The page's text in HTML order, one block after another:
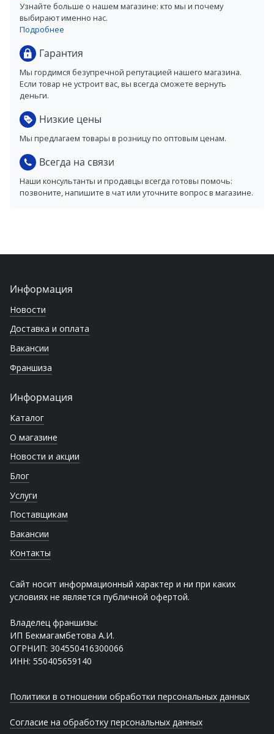
Узнайте больше о нашем магазине: кто мы и почему
выбирают именно нас.
Подробнее
Гарантия
Мы гордимся безупречной репутацией нашего магазина.
Если товар не устроит вас, вы всегда сможете вернуть
деньги.
Низкие цены
Мы предлагаем товары в розницу по оптовым ценам.
Всегда на связи
Наши консультанты и продавцы всегда готовы помочь:
позвоните, напишите в чат или уточните вопрос в магазине.
Информация
Новости
Доставка и оплата
Вакансии
Франшиза
Информация
Каталог
О магазине
Новости и акции
Блог
Услуги
Поставщикам
Вакансии
Контакты
Сайт носит информационный характер и ни при каких
условиях не является публичной офертой.
Владелец франшизы:
ИП Бекмагамбетова А.И.
ОГРНИП: 304550416300066
ИНН: 550405659140
Политики в отношении обработки персональных данных
Согласие на обработку персональных данных